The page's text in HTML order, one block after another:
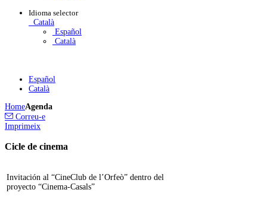
Idioma selector
Català
Español
Català
Español
Català
HomeAgenda
Correu-e
Imprimeix
Cicle de cinema
Invitación al “CineClub de l’Orfeò” dentro del
proyecto “Cinema-Casals”